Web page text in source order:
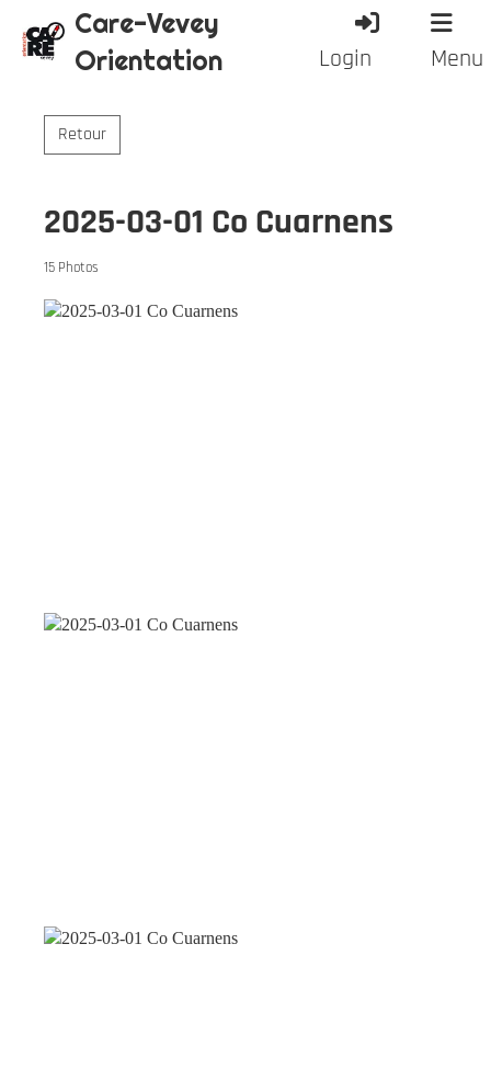
Care-Vevey
Orientation
Login Menu
Retour
2025-03-01 Co Cuarnens
15 Photos